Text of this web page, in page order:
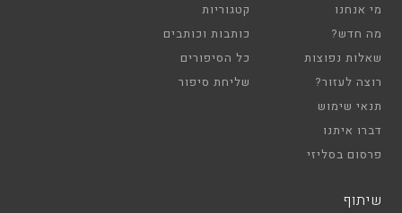
מי אנחנו
מה חדש?
שאלות נפוצות
רוצה לעזור?
תנאי שימוש
דברו איתנו
פרסום בסליזי
קטגוריות
כותבות וכותבים
כל הסיפורים
שליחת סיפור
שיתוף